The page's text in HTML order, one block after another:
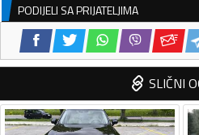
PODIJELI SA PRIJATELJIMA
SLIČNI